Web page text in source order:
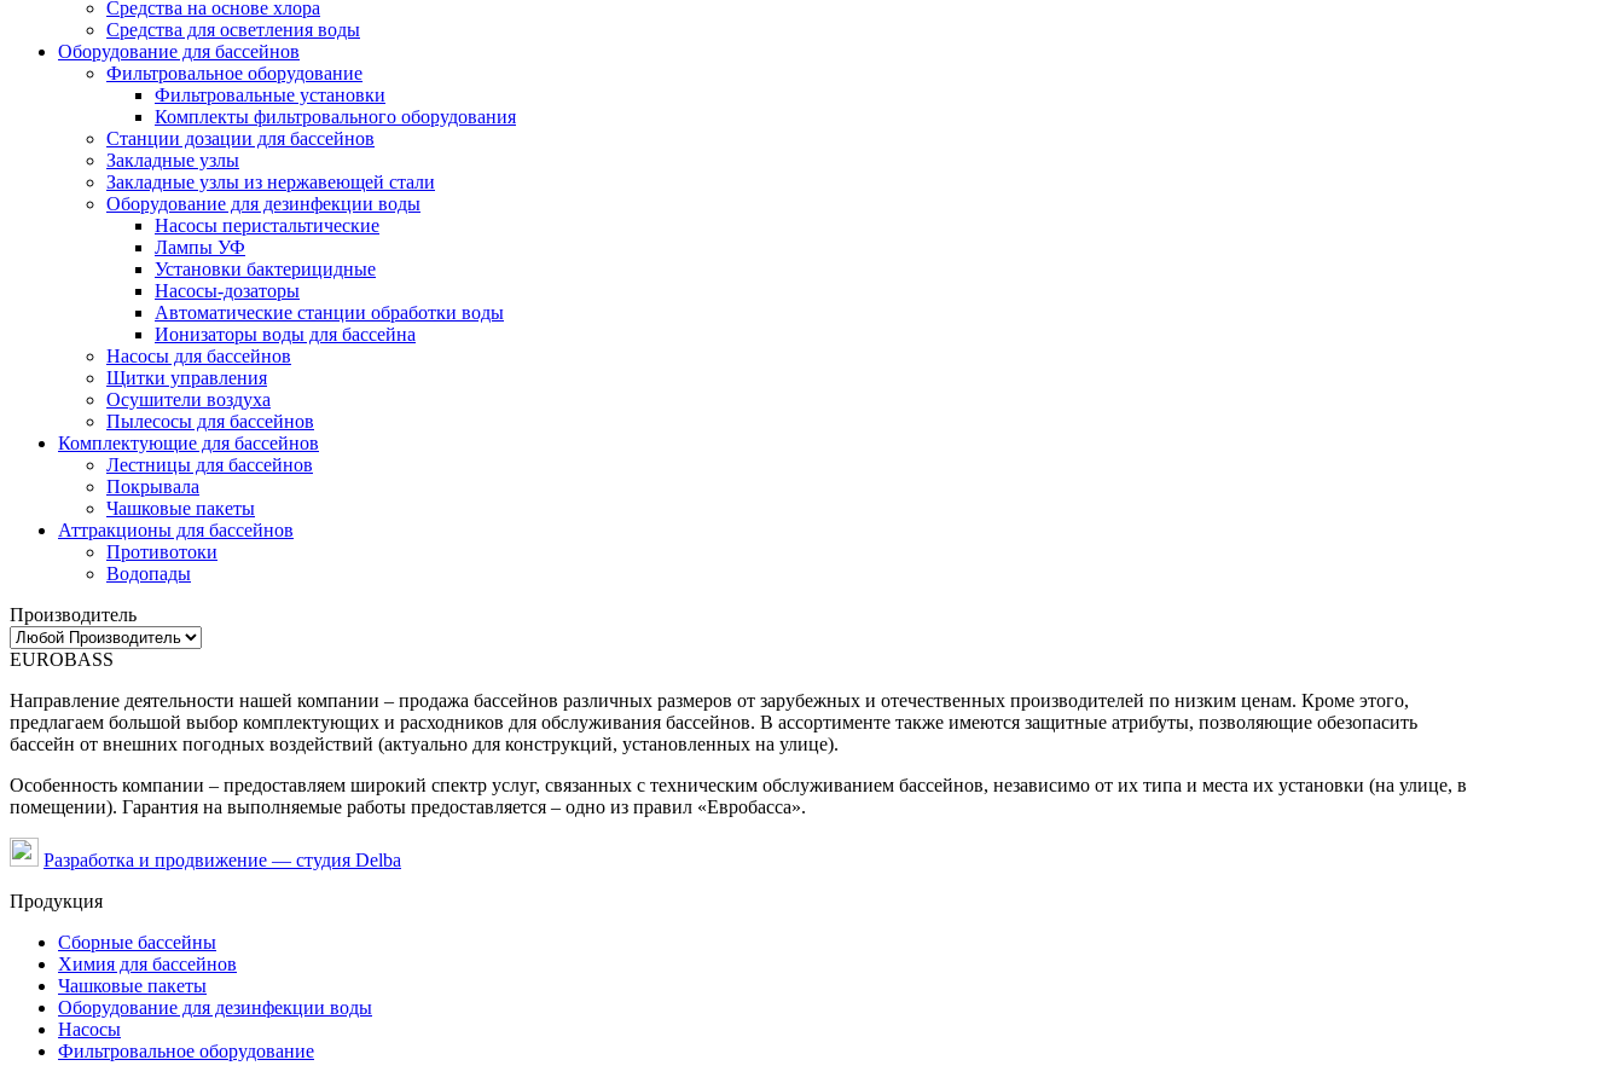
Средства на основе хлора
Средства для осветления воды
Оборудование для бассейнов
Фильтровальное оборудование
Фильтровальные установки
Комплекты фильтровального оборудования
Станции дозации для бассейнов
Закладные узлы
Закладные узлы из нержавеющей стали
Оборудование для дезинфекции воды
Насосы перистальтические
Лампы УФ
Установки бактерицидные
Насосы-дозаторы
Автоматические станции обработки воды
Ионизаторы воды для бассейна
Насосы для бассейнов
Щитки управления
Осушители воздуха
Пылесосы для бассейнов
Комплектующие для бассейнов
Лестницы для бассейнов
Покрывала
Чашковые пакеты
Аттракционы для бассейнов
Противотоки
Водопады
Производитель
EUROBASS
Направление деятельности нашей компании – продажа бассейнов различных размеров от зарубежных и отечественных производителей по низким ценам. Кроме этого,
предлагаем большой выбор комплектующих и расходников для обслуживания бассейнов. В ассортименте также имеются защитные атрибуты, позволяющие обезопасить
бассейн от внешних погодных воздействий (актуально для конструкций, установленных на улице).
Особенность компании – предоставляем широкий спектр услуг, связанных с техническим обслуживанием бассейнов, независимо от их типа и места их установки (на улице, в
помещении). Гарантия на выполняемые работы предоставляется – одно из правил «Евробасса».
Разработка и продвижение — студия Delba
Продукция
Сборные бассейны
Химия для бассейнов
Чашковые пакеты
Оборудование для дезинфекции воды
Насосы
Фильтровальное оборудование